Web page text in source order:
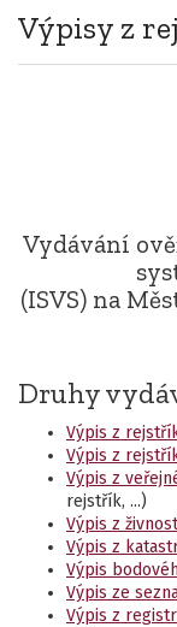
Výpisy z
Vydávání
(ISVS) na
Druhy
Výpis z
Výpis z
Výpis z
rejstřík, ...)
Výpis z
Výpis z
Výpis
Výpis ze
Výpis z